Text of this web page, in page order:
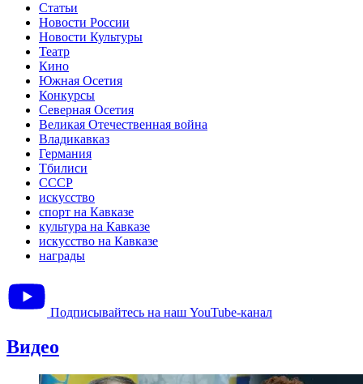
Статьи
Новости России
Новости Культуры
Театр
Кино
Южная Осетия
Конкурсы
Северная Осетия
Великая Отечественная война
Владикавказ
Германия
Тбилиси
СССР
искусство
спорт на Кавказе
культура на Кавказе
искусство на Кавказе
награды
Подписывайтесь на наш YouTube-канал
Видео